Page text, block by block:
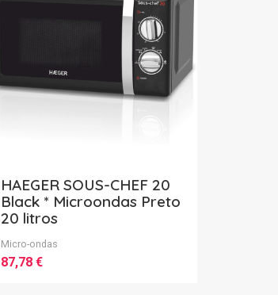
HAEGER SOUS-CHEF 20
Black * Microondas Preto
20 litros
Micro-ondas
87,78 €